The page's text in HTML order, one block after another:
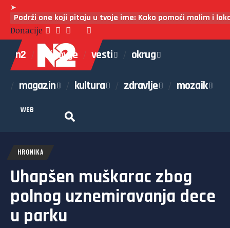
➤
Podrži one koji pitaju u tvoje ime: Kako pomoći malim i
Donacije
n2 najnovije vesti okrug
magazin kultura zdravlje mozaik
WEB
HRONIKA
Uhapšen muškarac zbog
polnog uznemiravanja dece
u parku